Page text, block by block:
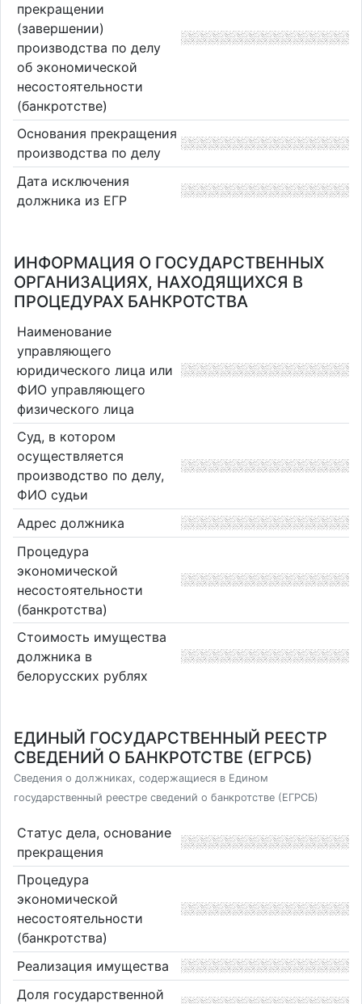
прекращении
(завершении)
производства по делу
об экономической
несостоятельности
(банкротстве)
Основания прекращения
производства по делу
Дата исключения
должника из ЕГР
ИНФОРМАЦИЯ О ГОСУДАРСТВЕННЫХ
ОРГАНИЗАЦИЯХ, НАХОДЯЩИХСЯ В
ПРОЦЕДУРАХ БАНКРОТСТВА
Наименование
управляющего
юридического лица или
ФИО управляющего
физического лица
Суд, в котором
осуществляется
производство по делу,
ФИО судьи
Адрес должника
Процедура
экономической
несостоятельности
(банкротства)
Стоимость имущества
должника в
белорусских рублях
ЕДИНЫЙ ГОСУДАРСТВЕННЫЙ РЕЕСТР
СВЕДЕНИЙ О БАНКРОТСТВЕ (ЕГРСБ)
Сведения о должниках, содержащиеся в Едином
государственный реестре сведений о банкротстве (ЕГРСБ)
Статус дела, основание
прекращения
Процедура
экономической
несостоятельности
(банкротства)
Реализация имущества
Доля государственной